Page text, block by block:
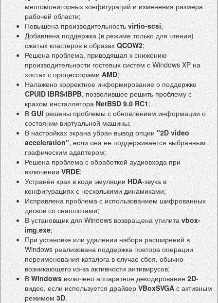
многомониторных конфигураций и изменения размера
рабочей области;
Повышена производительностьvirtio-scsi;
Добавлена поддержка (в режиме только для чтения)
сжатых кластеров в образахQCOW2;
Решена проблема, приводящая к снижению
производительности гостевых систем с Windows XP на
хостах с процессорамиAMD;
Налажено корректное информирование о поддержке
CPUID IBRS/IBPB, позволившее решить проблему с
крахом инсталлятораNetBSD 9.0 RC1;
ВGUIрешены проблемы с обновлением информации о
состоянии виртуальной машины;
В настройках экрана убран вывод опции"2D video
acceleration", если она не поддерживается выбранным
графическим адаптером;
Решена проблема с обработкой аудиовхода при
включенииVRDE;
Устранён крах в коде эмуляцииHDA-звука в
конфигурациях с несколькими динамиками;
Исправлена проблема с использованием шифрованных
дисков со снапшотами;
В установщик для Windows возвращена утилитаvbox-
img.exe;
При установке или удалении набора расширений в
Windows реализована поддержка повтора операции
переименования каталога в случае сбоя, обычно
возникающего из-за активности антивирусов;
ВWindowsвключено аппаратное декодирование2D-
видео, если используется драйверVBoxSVGAс активным
режимом3D.